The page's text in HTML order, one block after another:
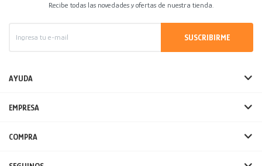
Recibe todas las novedades y ofertas de nuestra tienda.
SUSCRIBIRME
AYUDA
EMPRESA
COMPRA